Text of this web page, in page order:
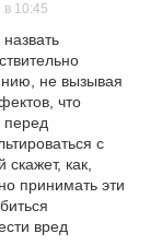
в 10:45
не вызывая
что
перед
с
как,
принимать эти
вред